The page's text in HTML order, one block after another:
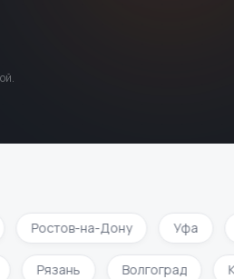
Ростов-на-Дону Уфа
Рязань Волгоград